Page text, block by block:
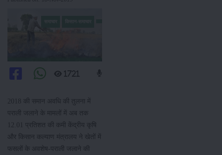
1721
2018 की समान अवधि की तुलना में
पराली जलाने के मामलों में अब तक
12.01 प्रतिशत की कमी केंद्रीय कृषि
और किसान कल्याण मंत्रालय ने खेतों में
फसलों के अवशेष-पराली जलाने की